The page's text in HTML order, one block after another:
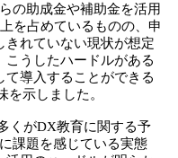
の助成金や補助金を活用
を占めているものの、申
きれていない現状が想定
こうしたハードルがある
導入することができる
示しました。
くがDX教育に関する予
課題を感じている実態